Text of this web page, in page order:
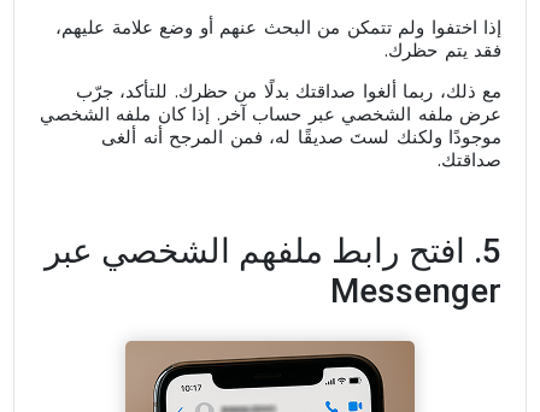
إذا اختفوا ولم تتمكن من البحث عنهم أو وضع علامة عليهم،
فقد يتم حظرك.
مع ذلك، ربما ألغوا صداقتك بدلًا من حظرك. للتأكد، جرّب
عرض ملفه الشخصي عبر حساب آخر. إذا كان ملفه الشخصي
موجودًا ولكنك لستَ صديقًا له، فمن المرجح أنه ألغى
صداقتك.
5. افتح رابط ملفهم الشخصي عبر
Messenger